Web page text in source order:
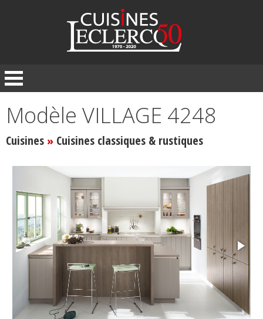
Modèle VILLAGE 4248
Cuisines » Cuisines classiques & rustiques